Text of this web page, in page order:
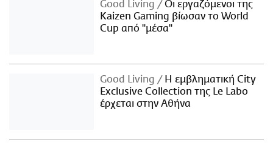
Good Living
Οι εργαζόμενοι της
Kaizen Gaming βίωσαν το World
Cup από "μέσα"
Good Living
Η εμβληματική City
Exclusive Collection της Le Labo
έρχεται στην Αθήνα